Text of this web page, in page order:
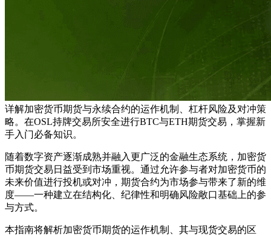
详解加密货币期货与永续合约的运作机制、杠杆风险及对冲策
略。在OSL持牌交易所安全进行BTC与ETH期货交易，掌握新
手入门必备知识。
随着数字资产逐渐成熟并融入更广泛的金融生态系统，加密货
币期货交易日益受到市场重视。通过允许参与者对加密货币的
未来价值进行投机或对冲，期货合约为市场参与带来了新的维
度——一种建立在结构化、纪律性和明确风险敞口基础上的参
与方式。
本指南将解析加密货币期货的运作机制、其与现货交易的区